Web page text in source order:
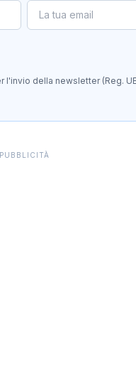
della newsletter (Reg.
PUBBLICITÀ